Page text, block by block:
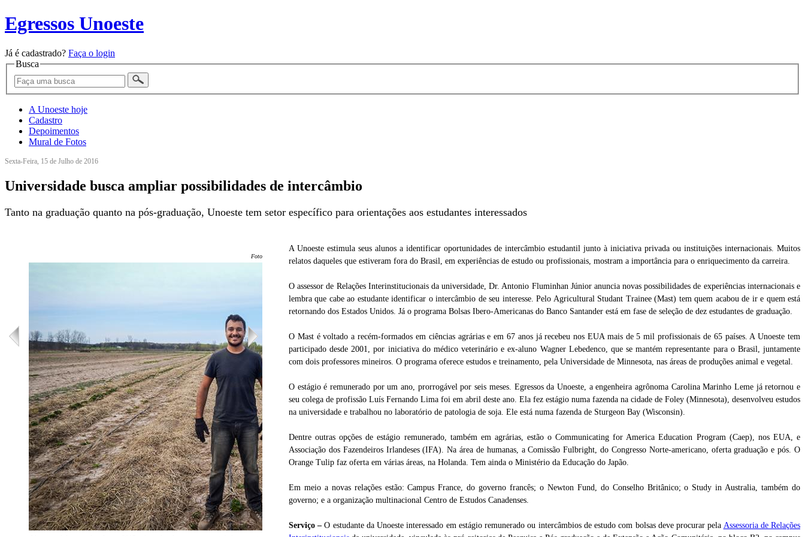
Egressos Unoeste
Já é cadastrado? Faça o login
Busca
A Unoeste hoje
Cadastro
Depoimentos
Mural de Fotos
Sexta-Feira, 15 de Julho de 2016
Universidade busca ampliar possibilidades de intercâmbio
Tanto na graduação quanto na pós-graduação, Unoeste tem setor específico para orientações aos estudantes interessados
Foto: Cedida Foto: Cedida
A Unoeste estimula seus alunos a identificar oportunidades de intercâmbio estudantil junto à iniciativa privada ou instituições internacionais. Muitos
relatos daqueles que estiveram fora do Brasil, em experiências de estudo ou profissionais, mostram a importância para o enriquecimento da carreira.
O assessor de Relações Interinstitucionais da universidade, Dr. Antonio Fluminhan Júnior anuncia novas possibilidades de experiências internacionais e
lembra que cabe ao estudante identificar o intercâmbio de seu interesse. Pelo Agricultural Studant Trainee (Mast) tem quem acabou de ir e quem está
retornando dos Estados Unidos. Já o programa Bolsas Ibero-Americanas do Banco Santander está em fase de seleção de dez estudantes de graduação.
O Mast é voltado a recém-formados em ciências agrárias e em 67 anos já recebeu nos EUA mais de 5 mil profissionais de 65 países. A Unoeste tem
participado desde 2001, por iniciativa do médico veterinário e ex-aluno Wagner Lebedenco, que se mantém representante para o Brasil, juntamente
com dois professores mineiros. O programa oferece estudos e treinamento, pela Universidade de Minnesota, nas áreas de produções animal e vegetal.
O estágio é remunerado por um ano, prorrogável por seis meses. Egressos da Unoeste, a engenheira agrônoma Carolina Marinho Leme já retornou e
seu colega de profissão Luís Fernando Lima foi em abril deste ano. Ela fez estágio numa fazenda na cidade de Foley (Minnesota), desenvolveu estudos
na universidade e trabalhou no laboratório de patologia de soja. Ele está numa fazenda de Sturgeon Bay (Wisconsin).
Dentre outras opções de estágio remunerado, também em agrárias, estão o Communicating for America Education Program (Caep), nos EUA, e
Associação dos Fazendeiros Irlandeses (IFA). Na área de humanas, a Comissão Fulbright, do Congresso Norte-americano, oferta graduação e pós. O
Orange Tulip faz oferta em várias áreas, na Holanda. Tem ainda o Ministério da Educação do Japão.
Em meio a novas relações estão: Campus France, do governo francês; o Newton Fund, do Conselho Britânico; o Study in Australia, também do
governo; e a organização multinacional Centro de Estudos Canadenses.
Serviço – O estudante da Unoeste interessado em estágio remunerado ou intercâmbios de estudo com bolsas deve procurar pela Assessoria de Relações